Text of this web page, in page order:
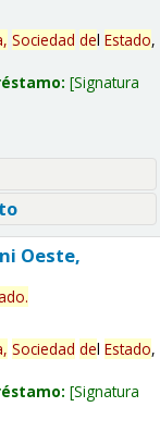
Sociedad del Estado,
Signatura
Oeste,
.
Sociedad del Estado,
Signatura